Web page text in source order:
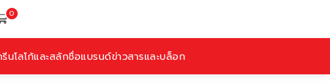
0
นโลโก้และสลักชื่อแบรนด์ข่าวสารและบล็อก